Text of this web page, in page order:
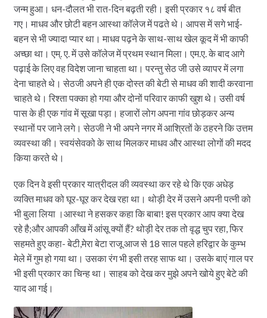
जन्म हुआ। धन-दौलत भी रात-दिन बढ़ती रही। इसी प्रकार १८ वर्ष बीत
गए। माधव और छोटी बहन आस्था कॉलेज में पढते थे। आपस में सगे भाई-
बहन से भी ज्यादा प्यार था। माधव पढ़ने के साथ-साथ खेल कूद में भी काफी
अच्छा था। एम्. ए. में उसे कॉलेज में प्रथम स्थान मिला। एम.ए. के बाद आगे
पढ़ाई के लिए वह विदेश जाना चाहता था। परन्तु सेठ जी उसे व्यापर में लगा
देना चाहते थे। सेठजी अपने ही एक दोस्त की बेटी से माधव की शादी करवाना
चाहते थे। रिश्ता पक्का हो गया और दोनों परिवार काफी खुश थे। उसी वर्ष
पास के ही एक गांव में सूखा पड़ा। हजारों लोग अपना गांव छोड़कर अन्य
स्थानों पर जाने लगे। सेठजी ने भी अपने नगर में आश्रितों के ठहरने कि उत्तम
व्यवस्था की। स्वयंसेवको के साथ मिलकर माधव और आस्था लोगों की मदद
किया करते थे।
एक दिन वे इसी प्रकार यात्रीदल की व्यवस्था कर रहे थे कि एक अधेड़
व्यक्ति माधव को घूर-घूर कर देख रहा था। थोड़ी देर में उसने अपनी पत्नी को
भी बुला लिया ।आस्था ने हसकर कहा कि बाबा! इस प्रकार आप क्या देख
रहे है;और आपकी आँख में आंसू क्यों हैं? थोड़ी देर तक तो वृद्ध चुप रहा, फिर
सहमते हुए कहा- बेटी,मेरा बेटा राजू आज से 18 साल पहले हरिद्वार के कुम्भ
मेले में गुम हो गया था। उसका रंग भी इसी तरह साफ था। उसके बाएं गाल पर
भी इसी प्रकार का चिन्ह था। साहब को देख कर मुझे अपने खोये हुए बेटे की
याद आ गई।